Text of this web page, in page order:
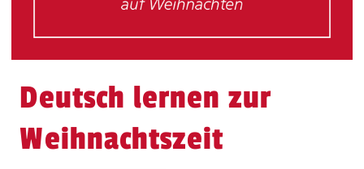
Deutsch lernen zur
Weihnachtszeit